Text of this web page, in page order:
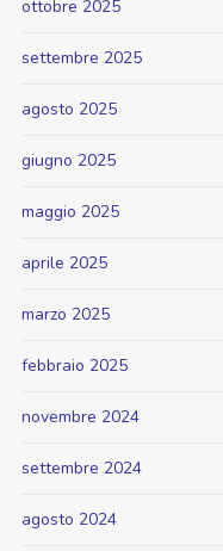
ottobre 2025
settembre 2025
agosto 2025
giugno 2025
maggio 2025
aprile 2025
marzo 2025
febbraio 2025
novembre 2024
settembre 2024
agosto 2024